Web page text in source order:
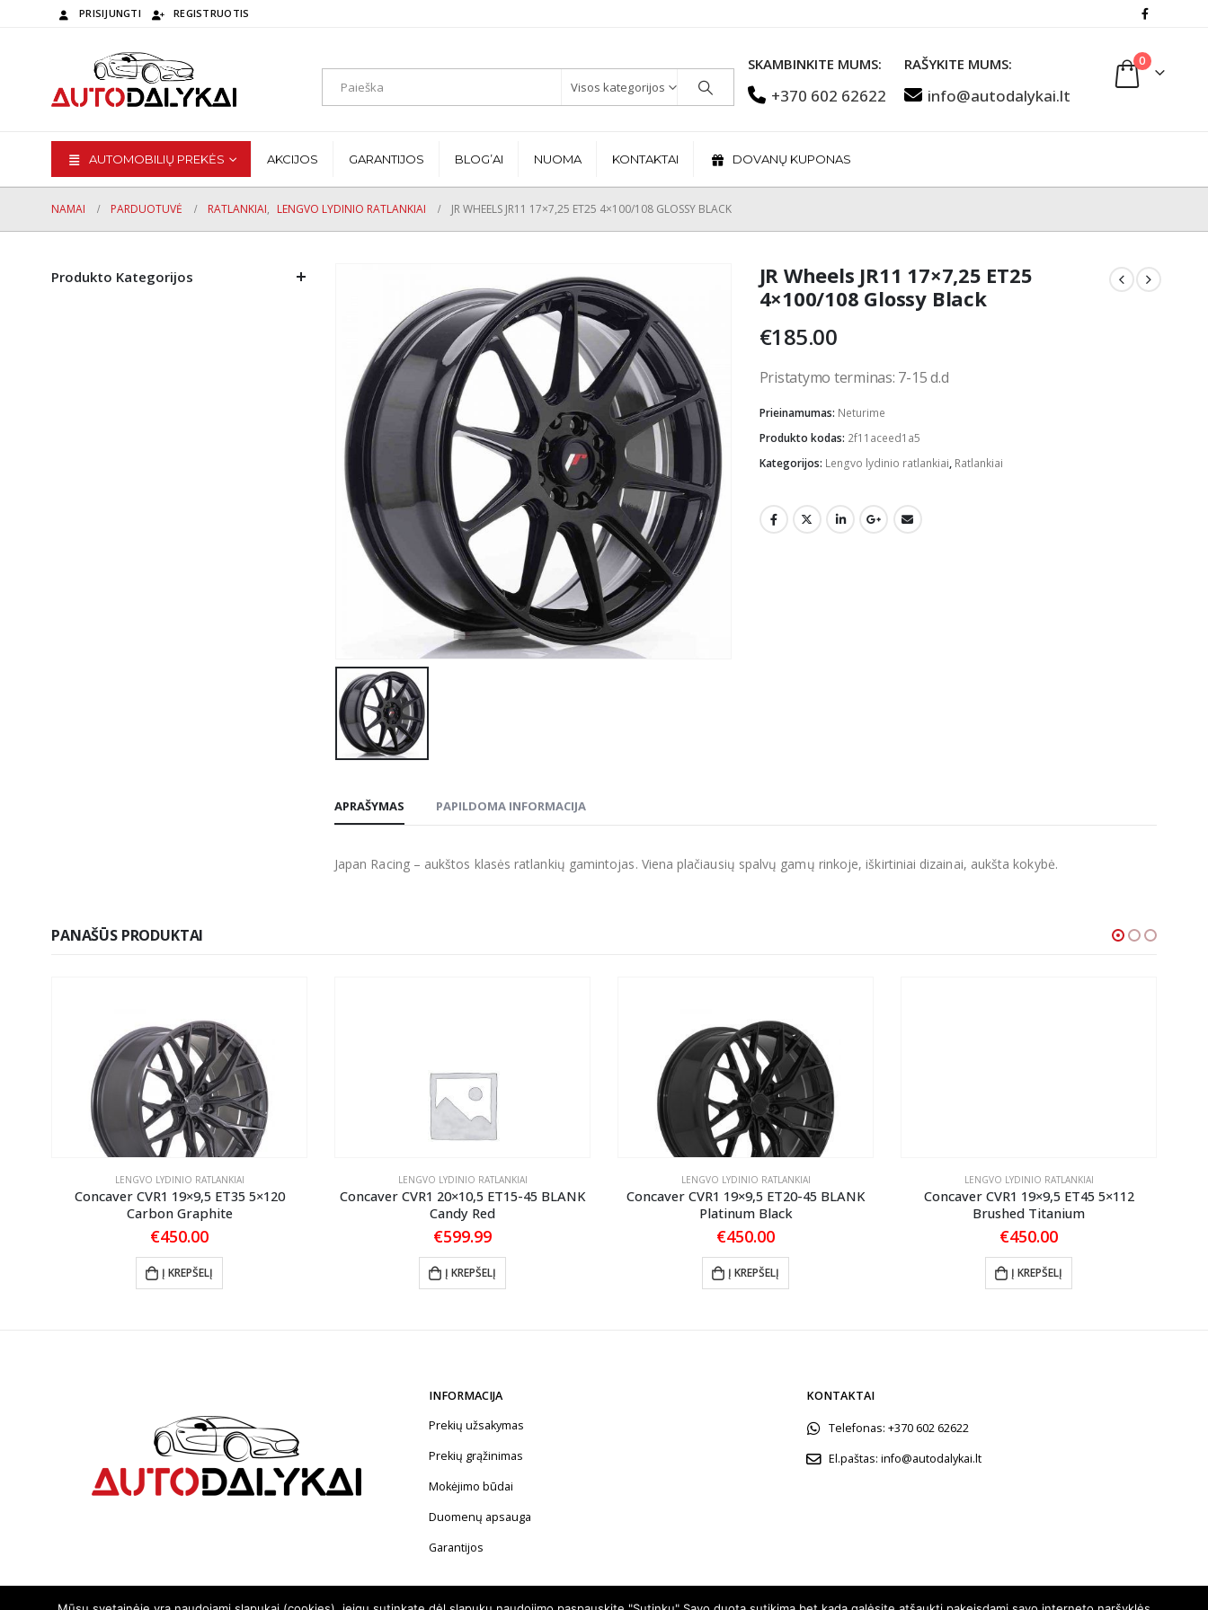
PRISIJUNGTI REGISTRUOTIS
Visos kategorijos
SKAMBINKITE MUMS:
+370 602 62622
RAŠYKITE MUMS:
info@autodalykai.lt
0
AUTOMOBILIŲ PREKĖS AKCIJOS GARANTIJOS BLOG’AI NUOMA KONTAKTAI DOVANŲ KUPONAS
NAMAI PARDUOTUVĖ RATLANKIAI, LENGVO LYDINIO RATLANKIAI JR WHEELS JR11 17×7,25 ET25 4×100/108 GLOSSY BLACK
JR Wheels JR11 17×7,25 ET25
4×100/108 Glossy Black
€185.00
Pristatymo terminas: 7-15 d.d
Prieinamumas: Neturime
Produkto kodas: 2f11aceed1a5
Kategorijos: Lengvo lydinio ratlankiai, Ratlankiai
APRAŠYMAS PAPILDOMA INFORMACIJA
Japan Racing – aukštos klasės ratlankių gamintojas. Viena plačiausių spalvų gamų rinkoje, iškirtiniai dizainai, aukšta kokybė.
Produkto Kategorijos
PANAŠŪS PRODUKTAI
LENGVO LYDINIO RATLANKIAI
Concaver CVR1 19×9,5 ET35 5×120
Carbon Graphite
€450.00
Į KREPŠELĮ
LENGVO LYDINIO RATLANKIAI
Concaver CVR1 20×10,5 ET15-45 BLANK
Candy Red
€599.99
Į KREPŠELĮ
LENGVO LYDINIO RATLANKIAI
Concaver CVR1 19×9,5 ET20-45 BLANK
Platinum Black
€450.00
Į KREPŠELĮ
LENGVO LYDINIO RATLANKIAI
Concaver CVR1 19×9,5 ET45 5×112
Brushed Titanium
€450.00
Į KREPŠELĮ
INFORMACIJA
Prekių užsakymas
Prekių grąžinimas
Mokėjimo būdai
Duomenų apsauga
Garantijos
KONTAKTAI
Telefonas: +370 602 62622
El.paštas: info@autodalykai.lt